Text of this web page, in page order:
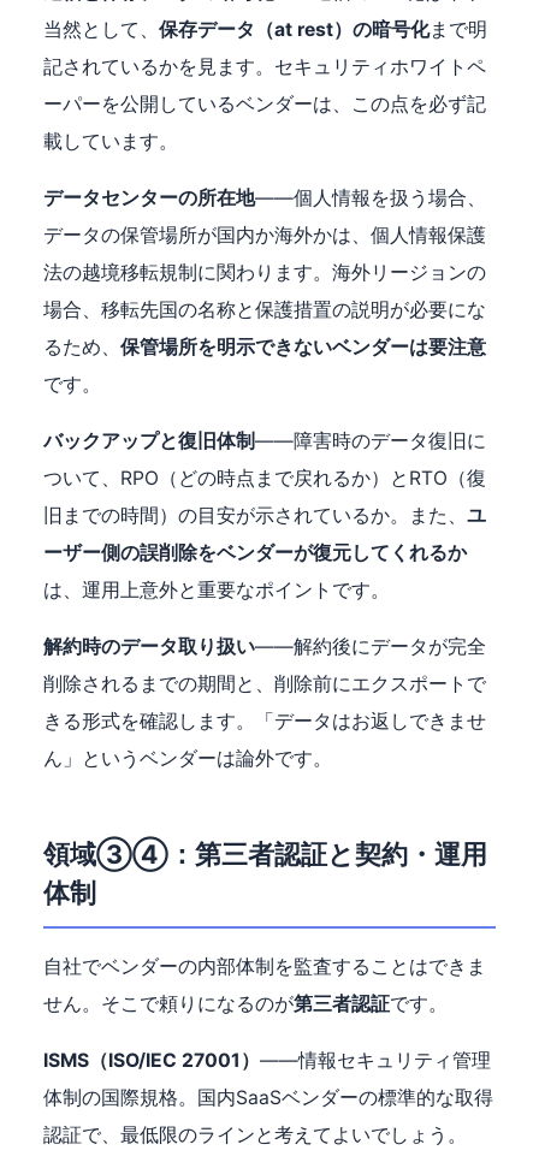
当然として、 保存データ（at rest）の暗号化まで明
記されているかを見ます。セキュリティホワイトペ
ーパーを公開しているベンダーは、この点を必ず記
載しています。
データセンターの所在地——個人情報を扱う場合、
データの保管場所が国内か海外かは、個人情報保護
法の越境移転規制に関わります。海外リージョンの
場合、移転先国の名称と保護措置の説明が必要にな
るため、 保管場所を明示できないベンダーは要注意
です。
バックアップと復旧体制——障害時のデータ復旧に
ついて、RPO（どの時点まで戻れるか）とRTO（復
旧までの時間）の目安が示されているか。また、 ユ
ーザー側の誤削除をベンダーが復元してくれるか
は、運用上意外と重要なポイントです。
解約時のデータ取り扱い——解約後にデータが完全
削除されるまでの期間と、削除前にエクスポートで
きる形式を確認します。「データはお返しできませ
ん」というベンダーは論外です。
領域③④：第三者認証と契約・運用
体制
自社でベンダーの内部体制を監査することはできま
せん。そこで頼りになるのが第三者認証です。
ISMS（ISO/IEC 27001） ——情報セキュリティ管理
体制の国際規格。国内SaaSベンダーの標準的な取得
認証で、最低限のラインと考えてよいでしょう。